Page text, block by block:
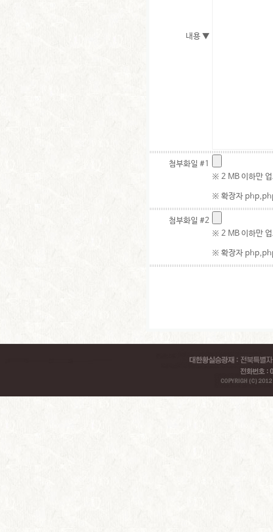
내용 ▼
첨부화일 #1
※ 2 MB 이하만
※ 확장자
첨부화일 #2
※ 2 MB 이하만
※ 확장자